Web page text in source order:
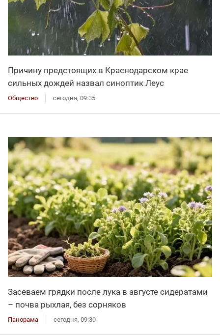
Причину предстоящих в Краснодарском крае
сильных дождей назвал синоптик Леус
Общество сегодня, 09:35
Засеваем грядки после лука в августе сидератами
– почва рыхлая, без сорняков
Панорама сегодня, 09:30